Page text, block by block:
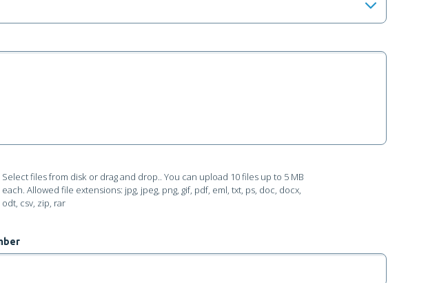
Select files from disk or drag and drop.. You can upload 10 files up to 5 MB
each. Allowed file extensions: jpg, jpeg, png, gif, pdf, eml, txt, ps, doc, docx,
odt, csv, zip, rar